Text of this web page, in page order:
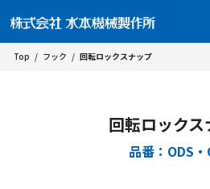
Top / フック / 回転ロックスナップ
回転ロックス
品番：ODS・